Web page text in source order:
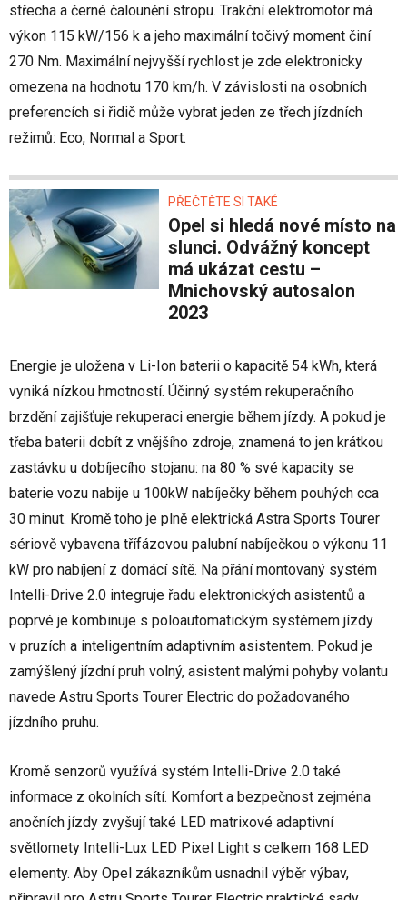
střecha a černé čalounění stropu. Trakční elektromotor má
výkon 115 kW/156 k a jeho maximální točivý moment činí
270 Nm. Maximální nejvyšší rychlost je zde elektronicky
omezena na hodnotu 170 km/h. V závislosti na osobních
preferencích si řidič může vybrat jeden ze třech jízdních
režimů: Eco, Normal a Sport.
PŘEČTĚTE SI TAKÉ
Opel si hledá nové místo na
slunci. Odvážný koncept
má ukázat cestu –
Mnichovský autosalon
2023
Energie je uložena v Li-Ion baterii o kapacitě 54 kWh, která
vyniká nízkou hmotností. Účinný systém rekuperačního
brzdění zajišťuje rekuperaci energie během jízdy. A pokud je
třeba baterii dobít z vnějšího zdroje, znamená to jen krátkou
zastávku u dobíjecího stojanu: na 80 % své kapacity se
baterie vozu nabije u 100kW nabíječky během pouhých cca
30 minut. Kromě toho je plně elektrická Astra Sports Tourer
sériově vybavena třífázovou palubní nabíječkou o výkonu 11
kW pro nabíjení z domácí sítě. Na přání montovaný systém
Intelli-Drive 2.0 integruje řadu elektronických asistentů a
poprvé je kombinuje s poloautomatickým systémem jízdy
v pruzích a inteligentním adaptivním asistentem. Pokud je
zamýšlený jízdní pruh volný, asistent malými pohyby volantu
navede Astru Sports Tourer Electric do požadovaného
jízdního pruhu.
Kromě senzorů využívá systém Intelli-Drive 2.0 také
informace z okolních sítí. Komfort a bezpečnost zejména
anočních jízdy zvyšují také LED matrixové adaptivní
světlomety Intelli-Lux LED Pixel Light s celkem 168 LED
elementy. Aby Opel zákazníkům usnadnil výběr výbav,